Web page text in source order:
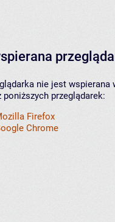
nie jest
poniższych przeglądarek:
Firefox
Chrome